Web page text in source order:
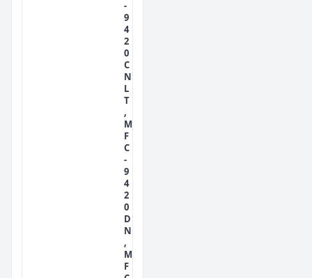
-
9
4
2
0
C
N
L
T
,
M
F
C
-
9
4
2
0
D
N
,
M
F